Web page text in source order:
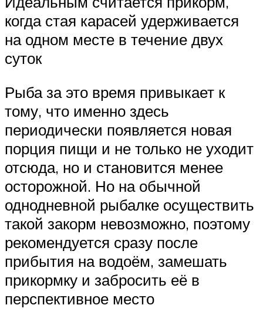
когда стая карасей удерживается
на одном месте в течение двух
суток
Рыба за это время привыкает к
тому, что именно здесь
периодически появляется новая
порция пищи и не только не уходит
отсюда, но и становится менее
осторожной. Но на обычной
однодневной рыбалке осуществить
такой закорм невозможно, поэтому
рекомендуется сразу после
прибытия на водоём, замешать
прикормку и забросить её в
перспективное место